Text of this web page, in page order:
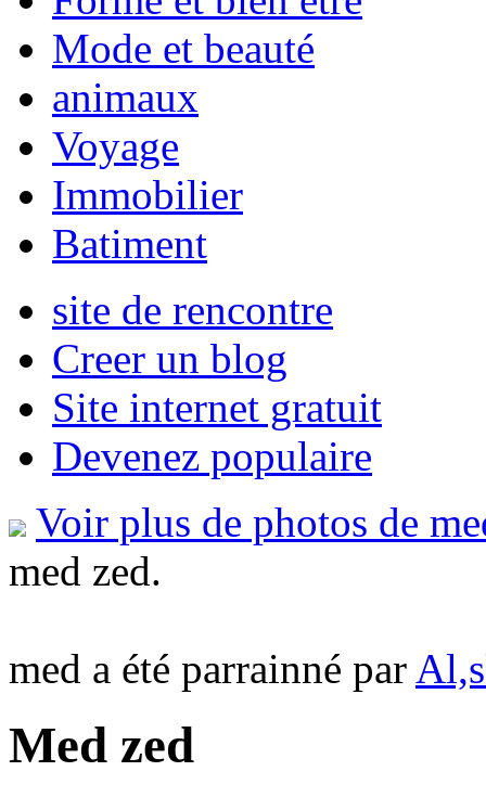
Mode et beauté
animaux
Voyage
Immobilier
Batiment
site de rencontre
Creer un blog
Site internet gratuit
Devenez populaire
Voir plus de photos de
med zed.
med a été parrainné par
Med zed